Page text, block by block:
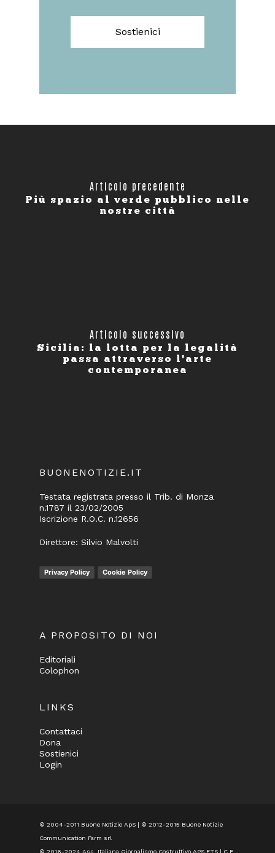
Sostienici
Articolo precedente
Più spazio al verde pubblico nelle
nostre città
Articolo successivo
Sicilia: la lotta per la legalità
passa attraverso l'arte
contemporanea
BUONENOTIZIE.IT
Testata registrata presso il Trib. di Monza
n.1787 il 23/02/2005
Iscrizione R.O.C. n.12656
Direttore: Silvio Malvolti
Privacy Policy Cookie Policy
A PROPOSITO DI NOI
Editoriali
Colophon
LINKS
Contattaci
Dona
Sostienici
Login
© 2004-2011 Buone Notizie ApS | © 2012-2015 Buone Notizie
Communication Farm srl
© 2016-2024 Ass. Italiana Giornalismo Costruttivo APS ETS | C.F.